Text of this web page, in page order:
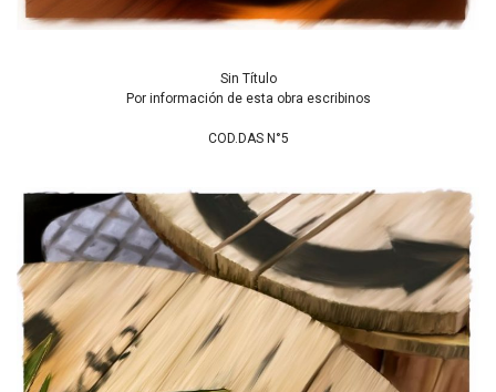
Sin Título
Por información de esta obra escribinos
COD.DAS N°5